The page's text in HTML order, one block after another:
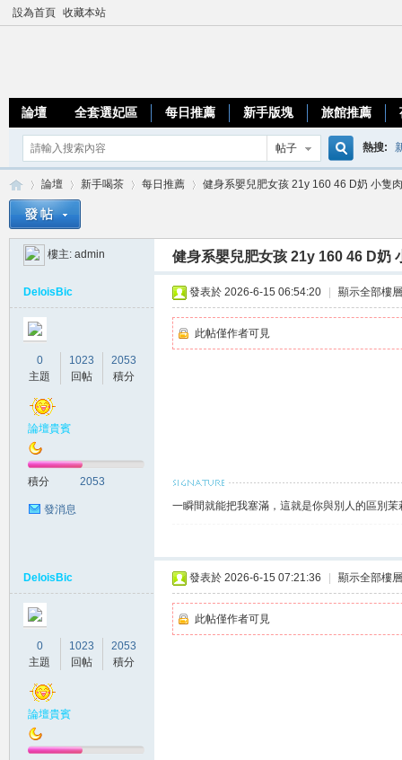
設為首頁 收藏本站
論壇 全套選妃區 每日推薦 新手版塊 旅館推薦
帖子
索
熱搜:
優質台
»
論壇
›
新手喝茶 每日推薦
›
健身系嬰兒肥女孩 21y 160 46 D奶 小隻
樓主: admin 健身系嬰兒肥女孩 21y 160 46 D奶
DeloisBic
0
主題
1023
回帖
2053
積分
論壇貴賓
積分 2053
發消息
發表於 2026-6-15 06:54:20 顯示全部樓層
此帖僅作者可見
一瞬間就能把我塞滿，這就是你與別人的區別茉
DeloisBic
0
主題
1023
回帖
2053
積分
論壇貴賓
發表於 2026-6-15 07:21:36 顯示全部樓層
此帖僅作者可見